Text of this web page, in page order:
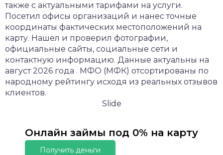
также с актуальными тарифами на услуги.
Посетил офисы организаций и нанес точные
координаты фактических местоположений на
карту. Нашел и проверил фотографии,
официальные сайты, социальные сети и
контактную информацию. Данные актуальны на
август 2026 года . МФО (МФК) отсортированы по
народному рейтингу исходя из реальных отзывов
клиентов.
Slide
Онлайн займы под 0% на карту
Получить деньги